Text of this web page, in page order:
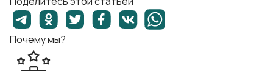
Почему мы?